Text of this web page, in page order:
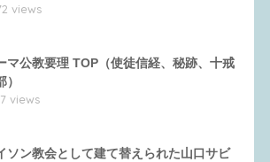
views
マ公教要理 TOP（使徒信経、秘跡、十戒
）
views
ソン教会として建て替えられた山口サビ